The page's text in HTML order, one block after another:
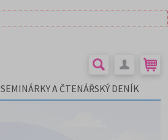
SEMINÁRKY A ČTENÁŘSKÝ DENÍK